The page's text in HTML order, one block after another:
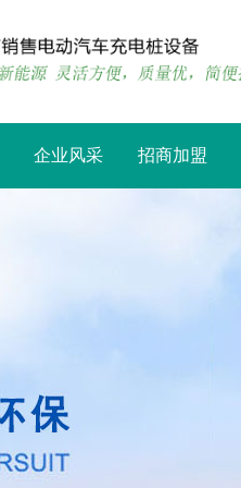
企业风采 招商加盟